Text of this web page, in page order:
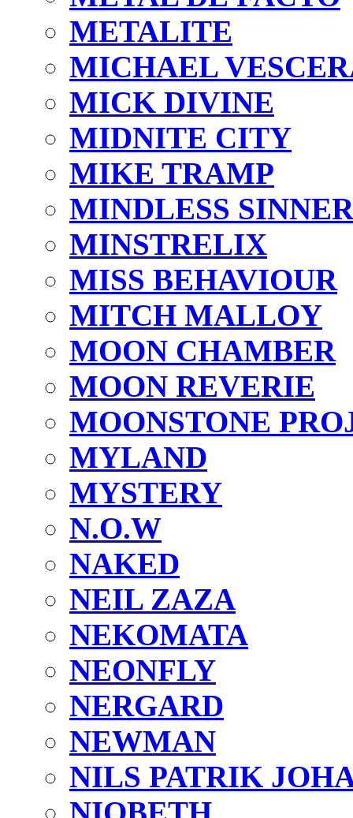
METALITE
MICHAEL
MICK DIVINE
MIDNITE CITY
MIKE TRAMP
MINDLESS SINNER
MINSTRELIX
MISS BEHAVIOUR
MITCH MALLOY
MOON CHAMBER
MOON REVERIE
MOONSTONE
MYLAND
MYSTERY
N.O.W
NAKED
NEIL ZAZA
NEKOMATA
NEONFLY
NERGARD
NEWMAN
NILS PATRIK